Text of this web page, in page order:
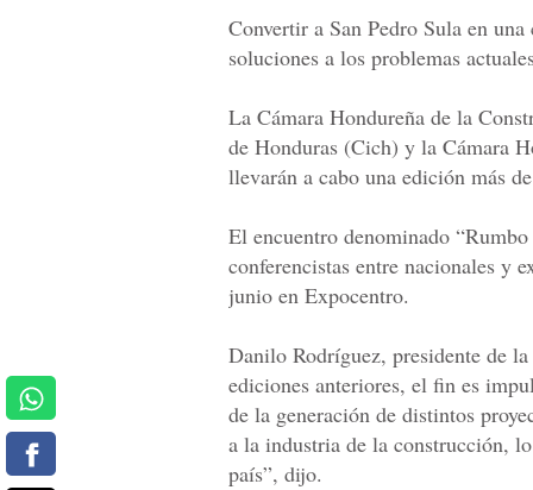
Convertir a San Pedro Sula en
soluciones a los problemas
La Cámara Hondureña de la
de Honduras (Cich) y la Cámara
llevarán a cabo una edición más
El encuentro denominado
conferencistas entre nacionales y
junio en Expocentro.
Danilo Rodríguez, presidente de
ediciones anteriores, el fin es
de la generación de distintos
a la industria de la construcción,
país”, dijo.